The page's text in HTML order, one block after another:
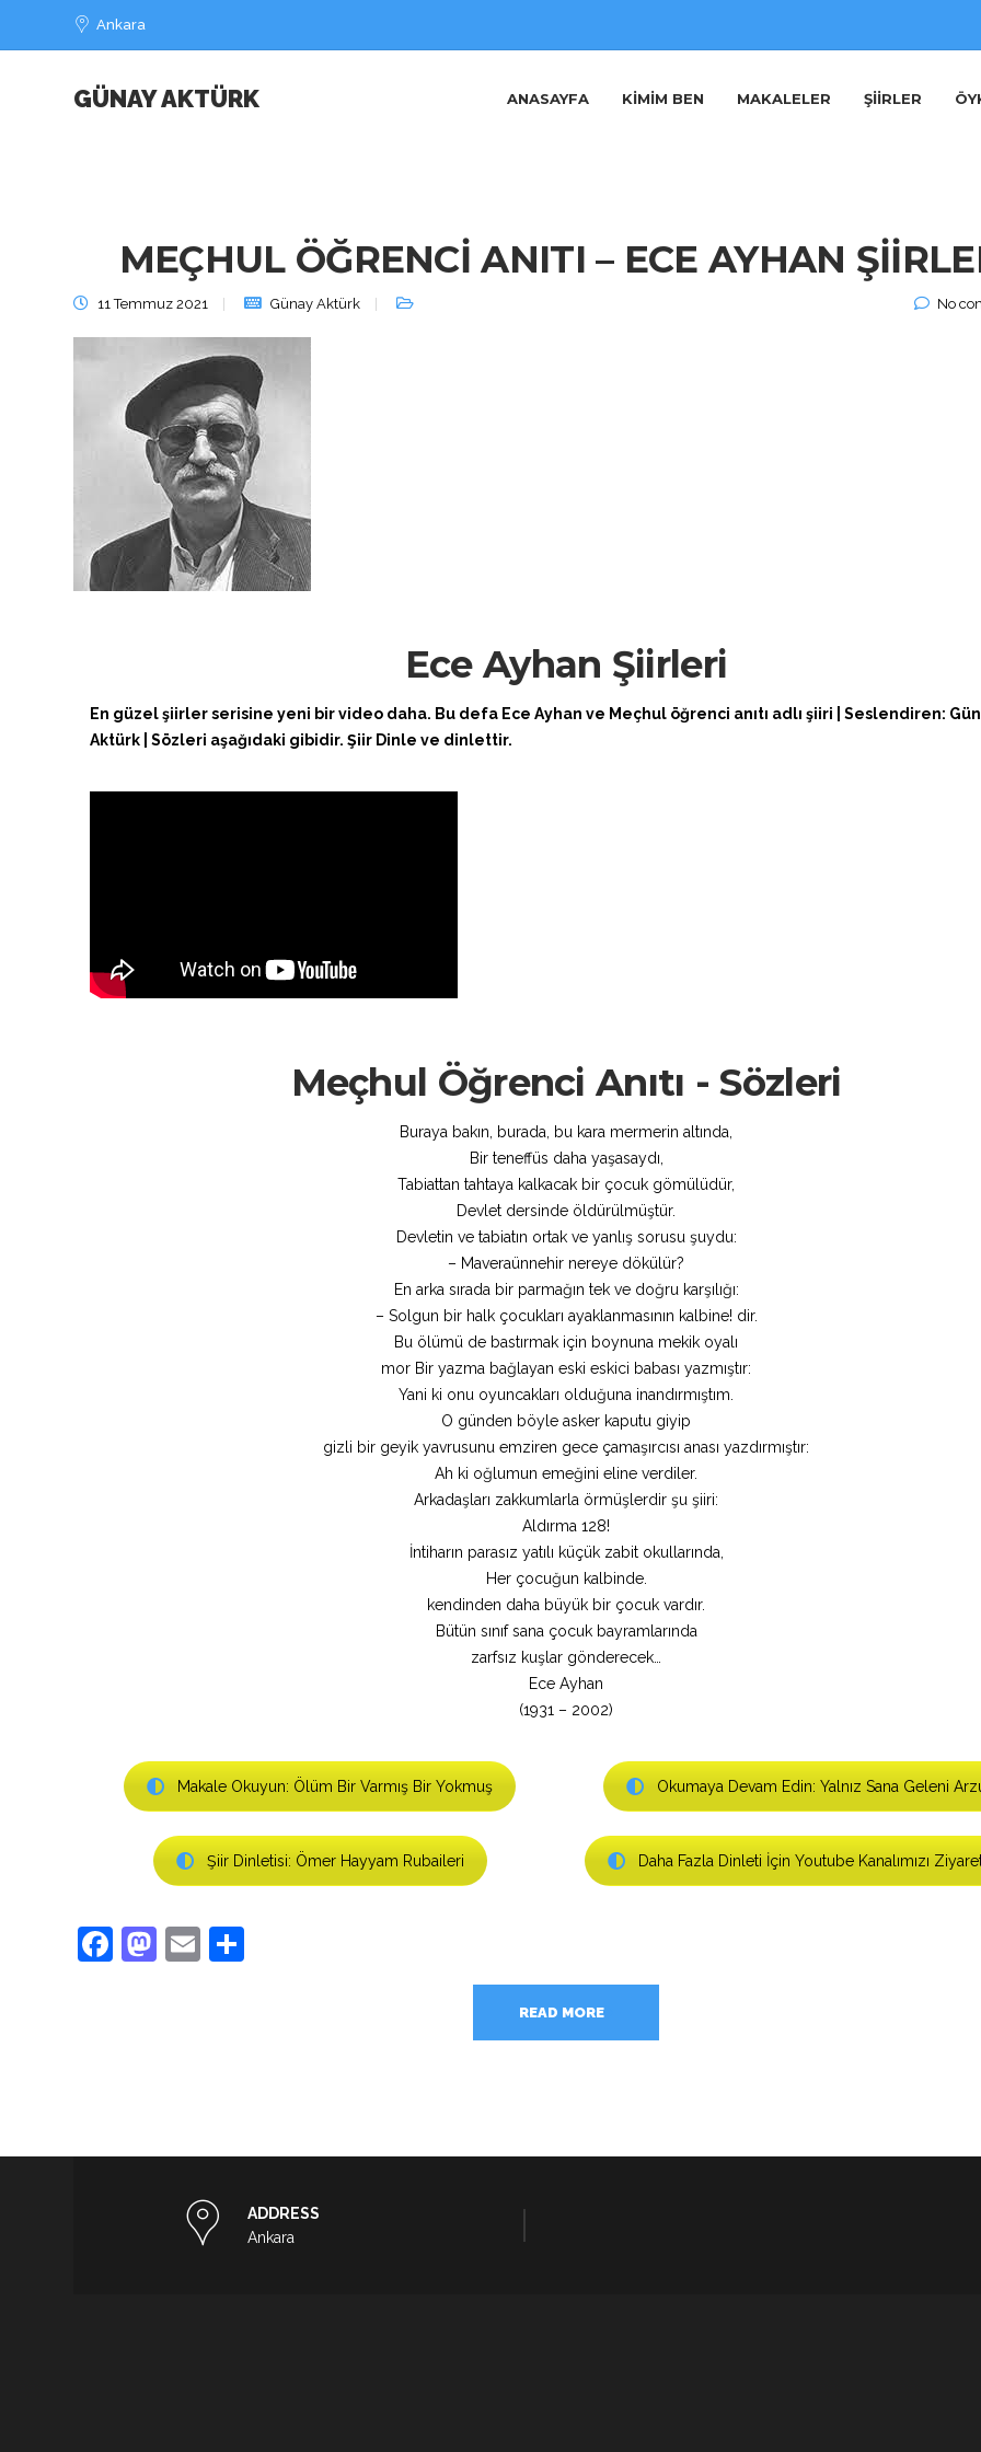
Ankara
GÜNAY AKTÜRK ANASAYFA KIMIM BEN MAKALELER ŞIIRLER
MEÇHUL ÖĞRENCİ ANITI – ECE AYHAN
11 Temmuz 2021 Günay Aktürk No
Ece Ayhan Şiirleri
En güzel şiirler serisine yeni bir video daha. Bu defa Ece Ayhan ve Meçhul öğrenci anıtı adlı şiiri | Seslendiren:
Aktürk | Sözleri aşağıdaki gibidir. Şiir Dinle ve dinlettir.
Meçhul Öğrenci Anıtı - Sözleri
Buraya bakın, burada, bu kara mermerin altında,
Bir teneffüs daha yaşasaydı,
Tabiattan tahtaya kalkacak bir çocuk gömülüdür,
Devlet dersinde öldürülmüştür.
Devletin ve tabiatın ortak ve yanlış sorusu şuydu:
– Maveraünnehir nereye dökülür?
En arka sırada bir parmağın tek ve doğru karşılığı:
– Solgun bir halk çocukları ayaklanmasının kalbine! dir.
Bu ölümü de bastırmak için boynuna mekik oyalı
mor Bir yazma bağlayan eski eskici babası yazmıştır:
Yani ki onu oyuncakları olduğuna inandırmıştım.
O günden böyle asker kaputu giyip
gizli bir geyik yavrusunu emziren gece çamaşırcısı anası yazdırmıştır:
Ah ki oğlumun emeğini eline verdiler.
Arkadaşları zakkumlarla örmüşlerdir şu şiiri:
Aldırma 128!
İntiharın parasız yatılı küçük zabit okullarında,
Her çocuğun kalbinde.
kendinden daha büyük bir çocuk vardır.
Bütün sınıf sana çocuk bayramlarında
zarfsız kuşlar gönderecek…
Ece Ayhan
(1931 – 2002)
Makale Okuyun: Ölüm Bir Varmış Bir Yokmuş Okumaya Devam Edin: Yalnız Sana Geleni
Şiir Dinletisi: Ömer Hayyam Rubaileri Daha Fazla Dinleti İçin Youtube Kanalımızı
Facebook
Mastodon
Email
READ MORE
ADDRESS
Ankara